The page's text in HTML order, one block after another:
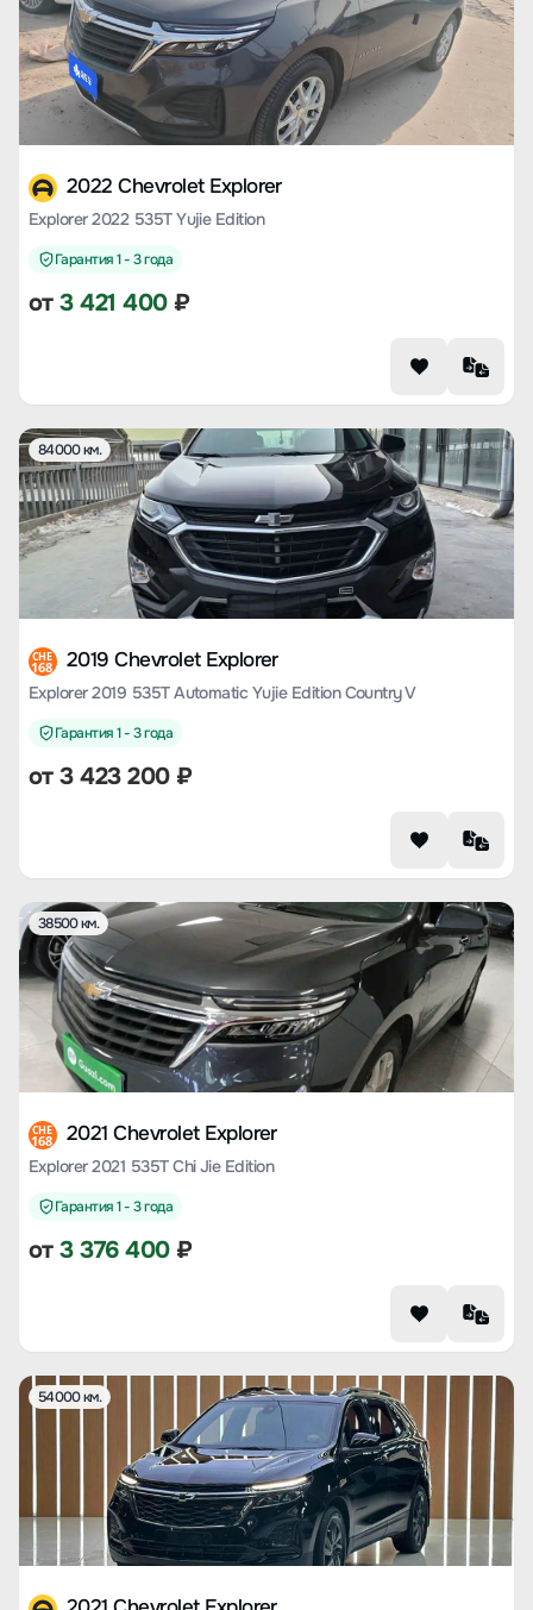
2022 Chevrolet Explorer
Explorer 2022 535T Yujie Edition
Гарантия 1 - 3 года
от3 421 400₽
84000 км.
CHE
168 2019 Chevrolet Explorer
Explorer 2019 535T Automatic Yujie Edition Country V
Гарантия 1 - 3 года
от3 423 200₽
38500 км.
CHE
168 2021 Chevrolet Explorer
Explorer 2021 535T Chi Jie Edition
Гарантия 1 - 3 года
от3 376 400₽
54000 км.